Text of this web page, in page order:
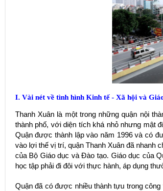
I. Vài nét về tình hình Kinh tế - Xã hội và
Thanh Xuân là một trong những quận nội
thành phố, với diện tích khá nhỏ nhưng mật
Quận được thành lập vào năm 1996 và có
vào lợi thế vị trí, quận Thanh Xuân đã nhanh
của Bộ Giáo dục và Đào tạo. Giáo dục của
học tập phải đi đôi với thực hành, áp dụng
Quận đã có được nhiều thành tựu trong